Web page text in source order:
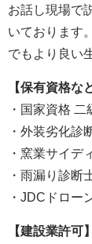
お話し現場で
いております
でもより良い
【保有資格な
・国家資格
・外装劣化診
・窯業サイデ
・雨漏り診断
・JDCドロー
【建設業許可】